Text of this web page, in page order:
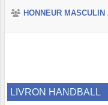
HONNEUR
LIVRON HANDBALL